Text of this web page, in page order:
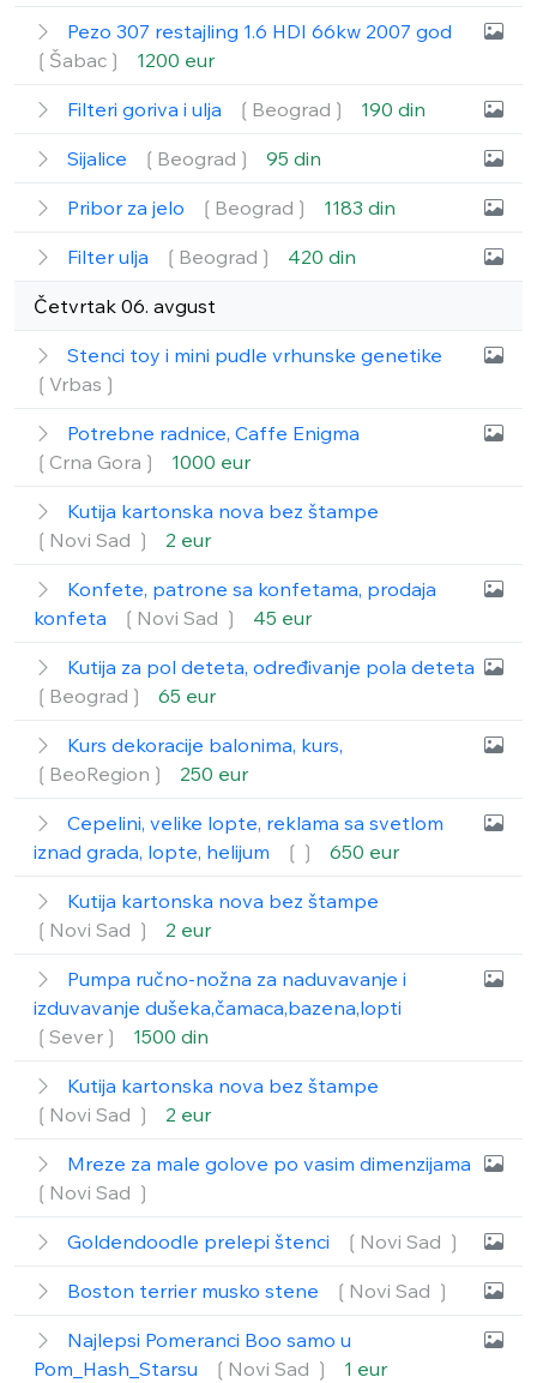
Pezo 307 restajling 1.6 HDI 66kw 2007 god
❲Šabac❳
1200 eur
Filteri goriva i ulja ❲Beograd❳ 190 din
Sijalice ❲Beograd❳ 95 din
Pribor za jelo ❲Beograd❳ 1183 din
Filter ulja ❲Beograd❳ 420 din
Četvrtak 06. avgust
Stenci toy i mini pudle vrhunske genetike
❲Vrbas❳
Potrebne radnice, Caffe Enigma
❲Crna Gora❳
1000 eur
Kutija kartonska nova bez štampe
❲Novi Sad ❳
2 eur
Konfete, patrone sa konfetama, prodaja
konfeta
❲Novi Sad ❳ 45 eur
Kutija za pol deteta, određivanje pola deteta
❲Beograd❳
65 eur
Kurs dekoracije balonima, kurs,
❲BeoRegion❳
250 eur
Cepelini, velike lopte, reklama sa svetlom
iznad grada, lopte, helijum
❲❳ 650 eur
Kutija kartonska nova bez štampe
❲Novi Sad ❳
2 eur
Pumpa ručno-nožna za naduvavanje i
izduvavanje dušeka,čamaca,bazena,lopti
❲Sever❳
1500 din
Kutija kartonska nova bez štampe
❲Novi Sad ❳
2 eur
Mreze za male golove po vasim dimenzijama
❲Novi Sad ❳
Goldendoodle prelepi štenci ❲Novi Sad ❳
Boston terrier musko stene ❲Novi Sad ❳
Najlepsi Pomeranci Boo samo u
Pom_Hash_Starsu
❲Novi Sad ❳ 1 eur